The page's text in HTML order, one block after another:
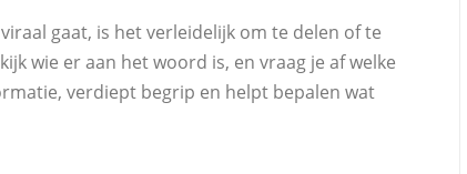
gaat, is het verleidelijk om te delen of te
wie er aan het woord is, en vraag je af welke
verdiept begrip en helpt bepalen wat